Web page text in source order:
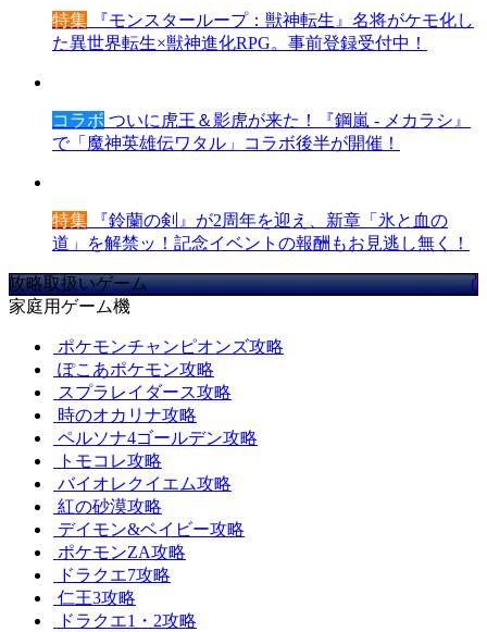
特集 『モンスターループ：獣神転生』名将がケモ化し
た異世界転生×獣神進化RPG。事前登録受付中！
コラボ ついに虎王＆影虎が来た！『鋼嵐 - メカラシ』
で「魔神英雄伝ワタル」コラボ後半が開催！
特集 『鈴蘭の剣』が2周年を迎え、新章「氷と血の
道」を解禁ッ！記念イベントの報酬もお見逃し無く！
攻略取扱いゲーム
家庭用ゲーム機
ポケモンチャンピオンズ攻略
ぽこあポケモン攻略
スプラレイダース攻略
時のオカリナ攻略
ペルソナ4ゴールデン攻略
トモコレ攻略
バイオレクイエム攻略
紅の砂漠攻略
デイモン&ベイビー攻略
ポケモンZA攻略
ドラクエ7攻略
仁王3攻略
ドラクエ1・2攻略